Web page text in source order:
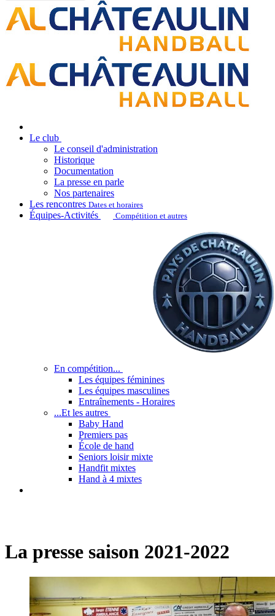
Le club
Le conseil d'administration
Historique
Documentation
La presse en parle
Nos partenaires
Les rencontres Dates et horaires
Équipes-Activités Compétition et autres
En compétition...
Les équipes féminines
Les équipes masculines
Entraînements - Horaires
...Et les autres
Baby Hand
Premiers pas
École de hand
Seniors loisir mixte
Handfit mixtes
Hand à 4 mixtes
La presse saison 2021-2022